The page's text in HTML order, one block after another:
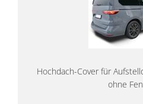
Hochdach-Cover für
ohne